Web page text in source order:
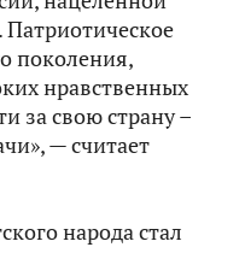
поколения,
нравственных
за свою страну –
— считает
народа стал